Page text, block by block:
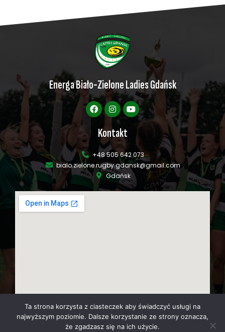
Energa Biało-Zielone Ladies Gdańsk
Kontakt
+48 505 642 073
bialo.zielone.rugby.gdansk@gmail.com
Gdańsk
Ta strona korzysta z ciasteczek aby świadczyć usługi na
najwyższym poziomie. Dalsze korzystanie ze strony oznacza,
że zgadzasz się na ich użycie.